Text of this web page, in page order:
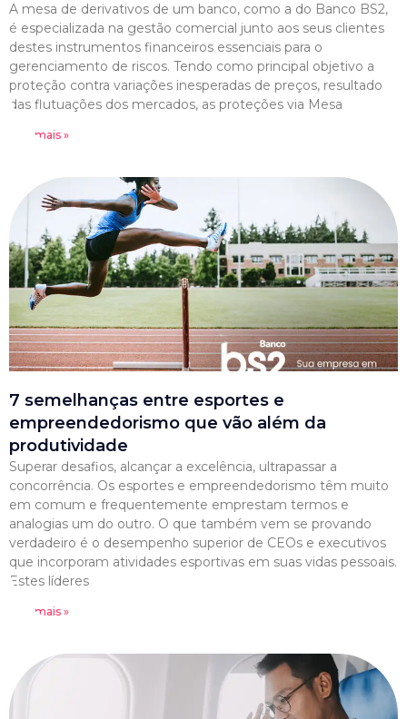
A mesa de derivativos de um banco, como a do Banco BS2,
é especializada na gestão comercial junto aos seus clientes
destes instrumentos financeiros essenciais para o
gerenciamento de riscos. Tendo como principal objetivo a
proteção contra variações inesperadas de preços, resultado
das flutuações dos mercados, as proteções via Mesa
Leia mais »
7 semelhanças entre esportes e
empreendedorismo que vão além da
produtividade
Superar desafios, alcançar a excelência, ultrapassar a
concorrência. Os esportes e empreendedorismo têm muito
em comum e frequentemente emprestam termos e
analogias um do outro. O que também vem se provando
verdadeiro é o desempenho superior de CEOs e executivos
que incorporam atividades esportivas em suas vidas pessoais.
Estes líderes
Leia mais »